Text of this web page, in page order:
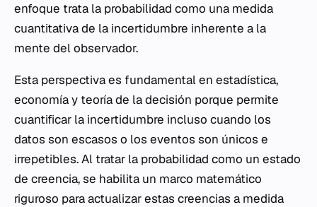
enfoque trata la probabilidad como una medida
cuantitativa de la incertidumbre inherente a la
mente del observador.
Esta perspectiva es fundamental en estadística,
economía y teoría de la decisión porque permite
cuantificar la incertidumbre incluso cuando los
datos son escasos o los eventos son únicos e
irrepetibles. Al tratar la probabilidad como un estado
de creencia, se habilita un marco matemático
riguroso para actualizar estas creencias a medida